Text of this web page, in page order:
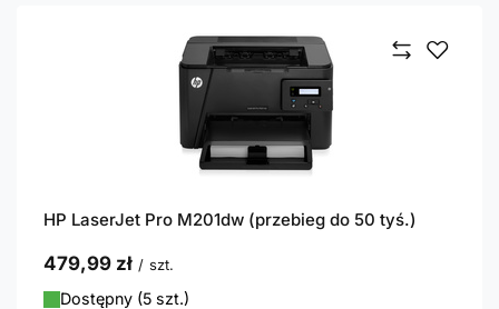
HP LaserJet Pro M201dw (przebieg do 50 tyś.)
479,99 zł / szt.
Dostępny (5 szt.)